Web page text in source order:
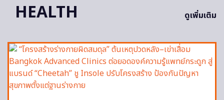
HEALTH ดูเพิ่มเติม